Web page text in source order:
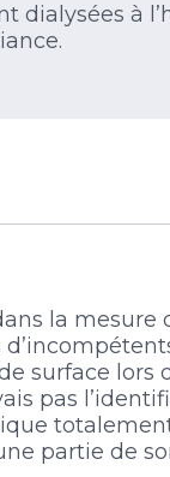
dialysées à
la
surface
pas
partie de